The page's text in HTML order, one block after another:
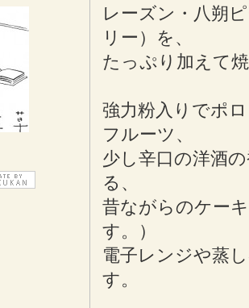
レーズン・八朔
リー）を、
たっぷり加えて
強力粉入りでポ
フルーツ、
少し辛口の洋酒
る、
昔ながらのケー
す。）
電子レンジや蒸
す。